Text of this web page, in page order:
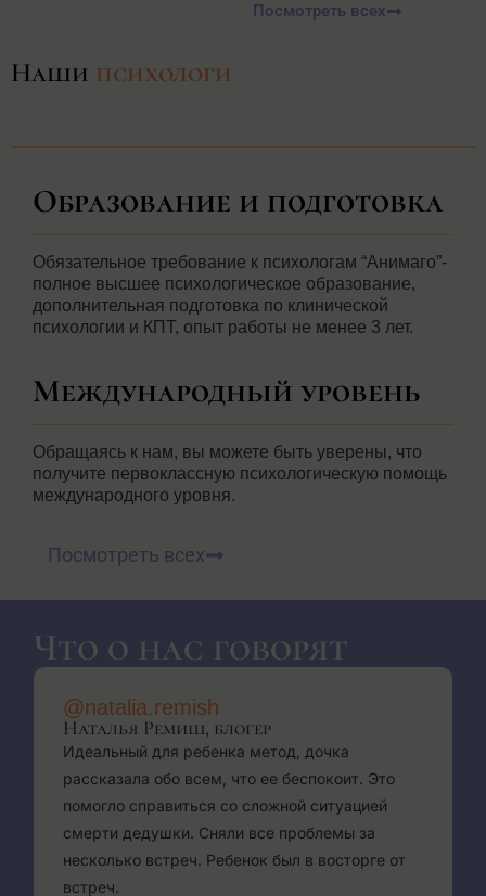
Посмотреть всех
Наши пcихологи
Образование и подготовка
Обязательное требование к психологам “Анимаго”-
полное высшее психологическое образование,
дополнительная подготовка по клинической
психологии и КПТ, опыт работы не менее 3 лет.
Международный уровень
Обращаясь к нам, вы можете быть уверены, что
получите первоклассную психологическую помощь
международного уровня.
Посмотреть всех
Что о нас говорят
@natalia.remish
Наталья Ремиш, блогер
Идеальный для ребенка метод, дочка
рассказала обо всем, что ее беспокоит. Это
помогло справиться со сложной ситуацией
смерти дедушки. Сняли все проблемы за
несколько встреч. Ребенок был в восторге от
встреч.